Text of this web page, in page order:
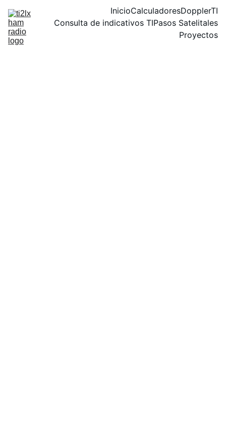
InicioCalculadoresDopplerTI
Consulta de indicativos TIPasos Satelitales
Proyectos